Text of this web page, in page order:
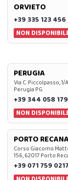
ORVIETO
+39 335 123 456
NON
PERUGIA
Via C. Piccolpasso, 1/
Perugia PG
+39 344 058
NON
PORTO
Corso Giacomo
156, 62017 Porto
+39 071 759 0217